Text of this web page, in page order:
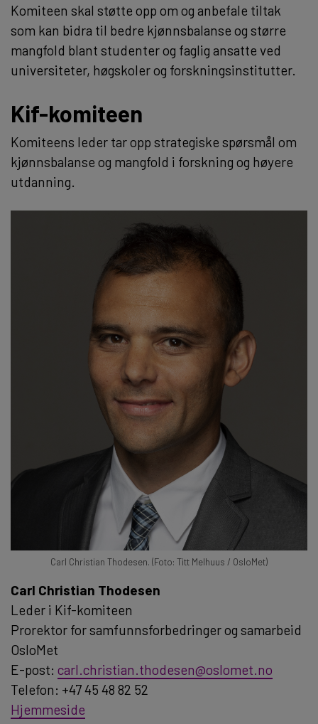
Komiteen skal støtte opp om og anbefale tiltak
som kan bidra til bedre kjønnsbalanse og større
mangfold blant studenter og faglig ansatte ved
universiteter, høgskoler og forskningsinstitutter.
Kif-komiteen
Komiteens leder tar opp strategiske spørsmål om
kjønnsbalanse og mangfold i forskning og høyere
utdanning.
Carl Christian Thodesen. (Foto: Titt Melhuus / OsloMet)
Carl Christian Thodesen
Leder i Kif-komiteen
Prorektor for samfunnsforbedringer og samarbeid
OsloMet
E-post: carl.christian.thodesen@oslomet.no
Telefon: +47 45 48 82 52
Hjemmeside